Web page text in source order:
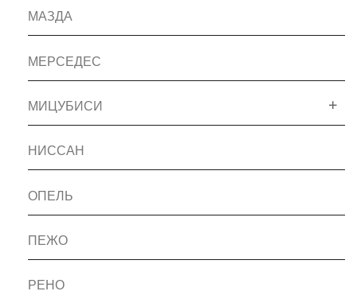
МАЗДА
МЕРСЕДЕС
МИЦУБИСИ
НИССАН
ОПЕЛЬ
ПЕЖО
РЕНО